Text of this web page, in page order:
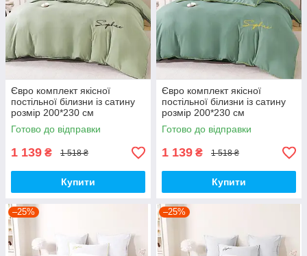
Євро комплект якісної
постільної білизни із сатину
розмір 200*230 см
Готово до відправки
1 139 ₴ 1 518 ₴
Купити
Євро комплект якісної
постільної білизни із сатину
розмір 200*230 см
Готово до відправки
1 139 ₴ 1 518 ₴
Купити
–25% –25%